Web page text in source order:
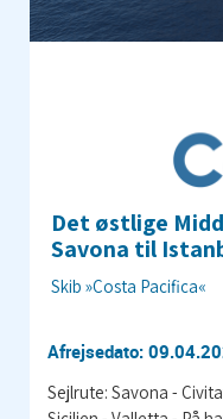
Det østlige
Savona til
Skib »Costa Pacifica«
Afrejsedato:
Sejlrute: Savona -